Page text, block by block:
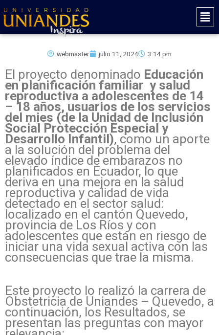
al
contenido
Main
webmaster julio 11, 2024 3:14 pm
El proyecto denominado Educación
en planificación familiar y salud
reproductiva a adolescentes de 14
– 18 años, usuarios de los servicios
del mies (de la Unidad de Inclusión
Social Protección Especial y
Desarrollo Infantil), como un aporte
a la solución del problema del
elevado índice de embarazos no
planificados en Ecuador, lo que
deriva en una mejora en la salud
reproductiva y calidad de vida
detectado en el sector salud:
localizado en el cantón Quevedo,
provincia de Los Ríos y con
adolescentes que están en riesgo de
iniciar una vida sexual activa con las
consecuencias que trae la misma.
Este proyecto lo realizó la carrera de
Obstetricia de Uniandes – Quevedo, a
continuación, los Resultados, se
presentan las preguntas con mayor